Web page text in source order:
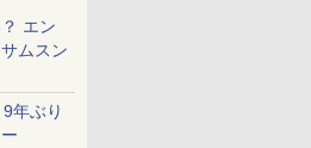
エン
ムスン
年ぶり